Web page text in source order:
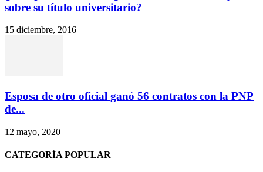
sobre su título universitario?
15 diciembre, 2016
Esposa de otro oficial ganó 56 contratos con la PNP
de...
12 mayo, 2020
CATEGORÍA POPULAR